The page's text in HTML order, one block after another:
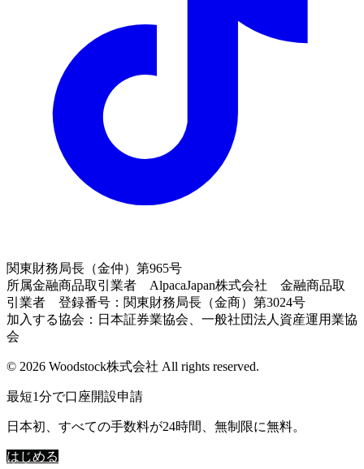
関東財務局長（金仲）第965号
所属金融商品取引業者 AlpacaJapan株式会社 金融商品取
引業者 登録番号：関東財務局長（金商）第3024号
加入する協会：日本証券業協会、一般社団法人資産運用業協
会
© 2026 Woodstock株式会社 All rights reserved.
最短1分で口座開設申請
日本初、すべての手数料が24時間、無制限に無料。
はじめる